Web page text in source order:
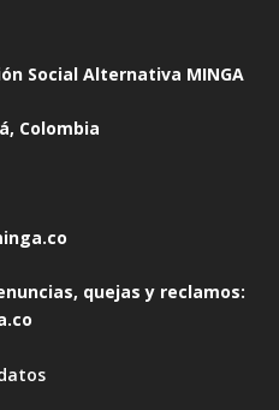
Social Alternativa MINGA
Colombia
quejas y reclamos: